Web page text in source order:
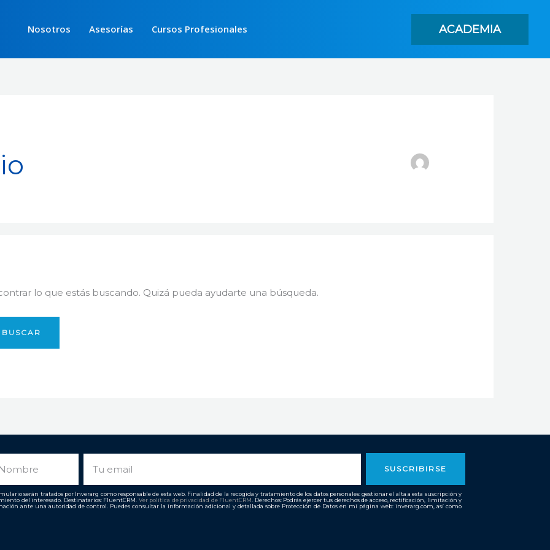
Nosotros Asesorías Cursos Profesionales ACADEMIA
lo que estás buscando. Quizá pueda ayudarte una búsqueda.
SUSCRIBIRSE
serán tratados por Inverarg como responsable de esta web. Finalidad de la recogida y tratamiento de los datos personales: gestionar el alta a esta suscripción y
del interesado. Destinatarios: FluentCRM. Ver política de privacidad de FluentCRM. Derechos: Podrás ejercer tus derechos de acceso, rectificación, limitación y
ante una autoridad de control. Puedes consultar la información adicional y detallada sobre Protección de Datos en mi página web: inverarg.com, así como